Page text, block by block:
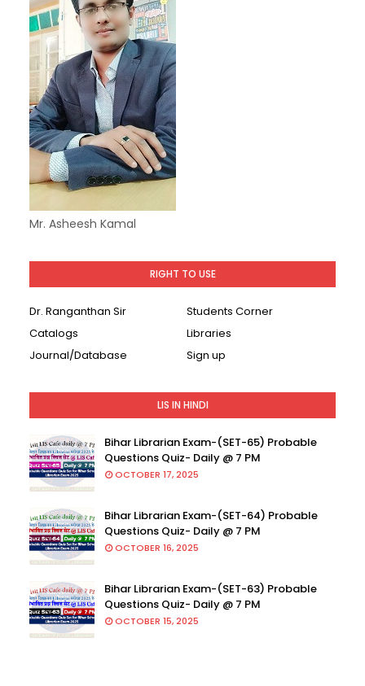
Mr. Asheesh Kamal
RIGHT TO USE
Dr. Ranganthan Sir
Students Corner
Catalogs
Libraries
Journal/Database
Sign up
LIS IN HINDI
Bihar Librarian Exam-(SET-65) Probable
Questions Quiz- Daily @ 7 PM
OCTOBER 17, 2025
Bihar Librarian Exam-(SET-64) Probable
Questions Quiz- Daily @ 7 PM
OCTOBER 16, 2025
Bihar Librarian Exam-(SET-63) Probable
Questions Quiz- Daily @ 7 PM
OCTOBER 15, 2025